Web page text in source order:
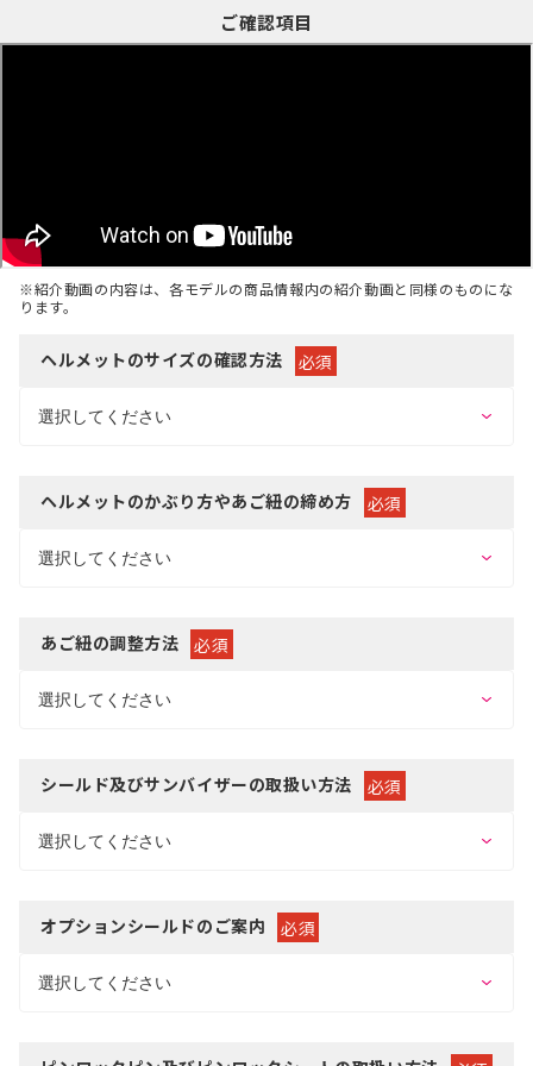
ご確認項目
※紹介動画の内容は、各モデルの商品情報内の紹介動画と同様のものにな
ります。
ヘルメットのサイズの確認方法 必須
ヘルメットのかぶり方やあご紐の締め方 必須
あご紐の調整方法 必須
シールド及びサンバイザーの取扱い方法 必須
オプションシールドのご案内 必須